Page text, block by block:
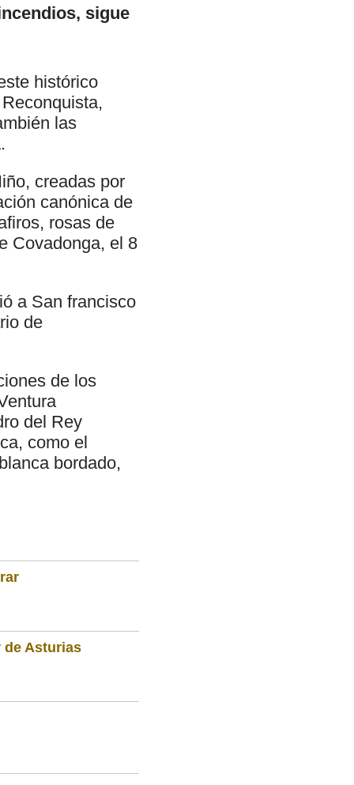
sigue
histórico
las
creadas por
canónica de
rosas de
Covadonga, el 8
a San francisco
de
de los
del Rey
como el
bordado,
de Asturias